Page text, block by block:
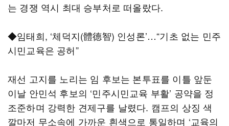
는 경쟁 역시 최대 승부처로 떠올랐다.
◆임태희, ‘체덕지(體德智) 인성론’…“기초 없는 민주
시민교육은 공허”
재선 고지를 노리는 임 후보는 본투표를 이틀 앞둔
이날 안민석 후보의 ‘민주시민교육 부활’ 공약을 정
조준하며 강력한 견제구를 날렸다. 캠프의 상징 색
깔마저 무소속에 가까운 흰색으로 통일하며 ‘교육의